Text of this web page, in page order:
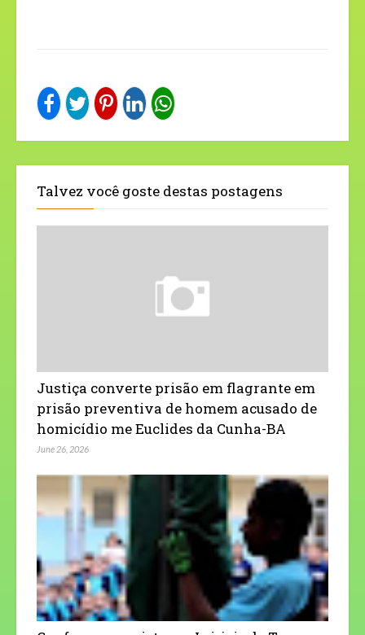
Talvez você goste destas postagens
Justiça converte prisão em flagrante em
prisão preventiva de homem acusado de
homicídio me Euclides da Cunha-BA
June 26, 2026